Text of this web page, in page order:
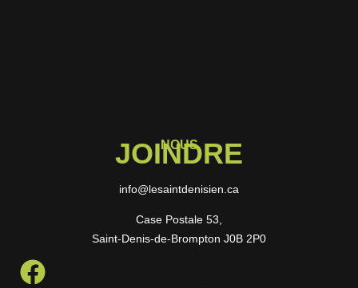
NOUS
JOINDRE
info@lesaintdenisien.ca
Case Postale 53,
Saint-Denis-de-Brompton J0B 2P0